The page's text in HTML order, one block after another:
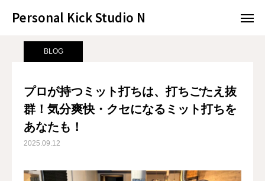
Personal Kick Studio N
サンプルページ BLOG プロが持つミット打ちは、打ちごたえ抜群！気分爽快・クセになるミット打ちをあなたも！
BLOG
プロが持つミット打ちは、打ちごたえ抜
群！気分爽快・クセになるミット打ちを
あなたも！
2025.09.12
Personal Kick Studio N
BLOG CONTACT
ホットペッパー